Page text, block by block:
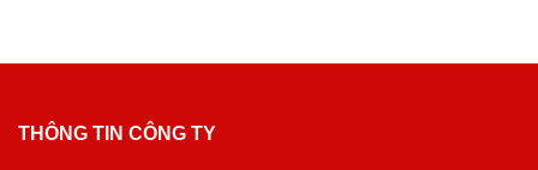
THÔNG TIN CÔNG TY